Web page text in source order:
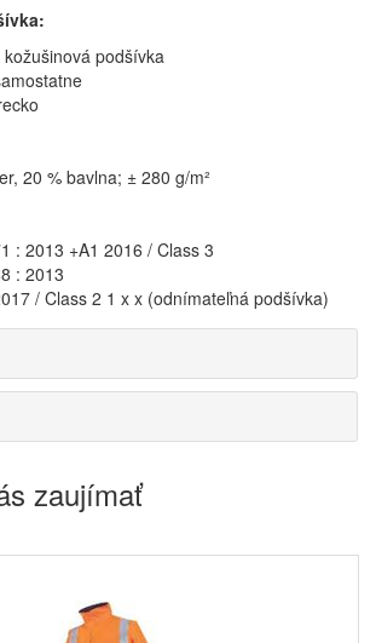
podšívka
20 % bavlna; ± 280 g/m²
: 2013 +A1 2016 / Class 3
: 2013
/ Class 2 1 x x (odnímateľná podšívka)
zaujímať